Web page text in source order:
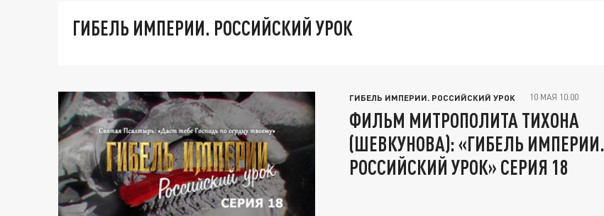
ГИБЕЛЬ ИМПЕРИИ. РОССИЙСКИЙ УРОК
ГИБЕЛЬ ИМПЕРИИ. РОССИЙСКИЙ УРОК 10 МАЯ 10:00
ФИЛЬМ МИТРОПОЛИТА ТИХОНА
(ШЕВКУНОВА): «ГИБЕЛЬ ИМПЕРИИ.
РОССИЙСКИЙ УРОК» СЕРИЯ 18